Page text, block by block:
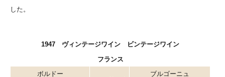
した。
1947 ヴィンテージワイン ビンテージワイン
フランス
ボルドー
ブルゴーニュ